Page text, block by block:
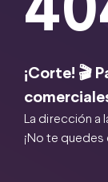
¡Corte! 🎬
La dirección a
¡No te quedes